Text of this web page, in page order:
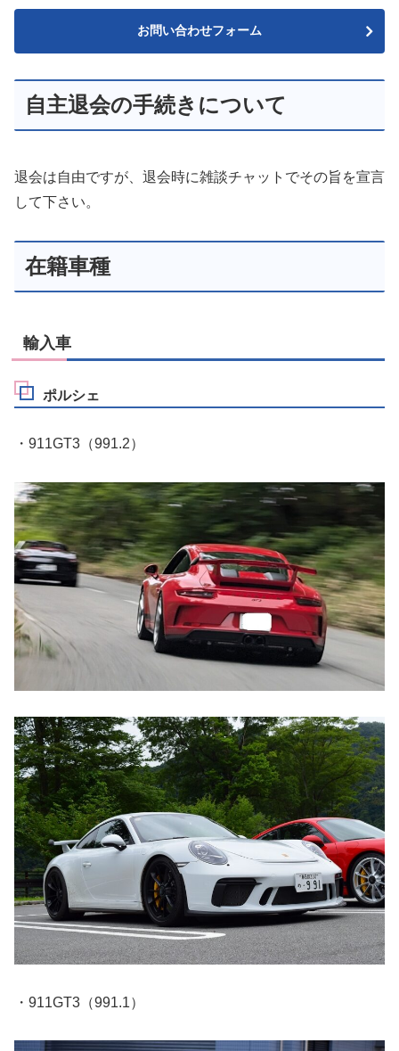
お問い合わせフォーム
自主退会の手続きについて
退会は自由ですが、退会時に雑談チャットでその旨を宣言
して下さい。
在籍車種
輸入車
ポルシェ
・911GT3（991.2）
・911GT3（991.1）